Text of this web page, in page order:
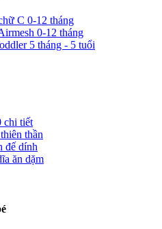
C 0-12 tháng
0-12 tháng
5 tháng - 5 tuổi
chi tiết
thần
đế dính
ăn dặm